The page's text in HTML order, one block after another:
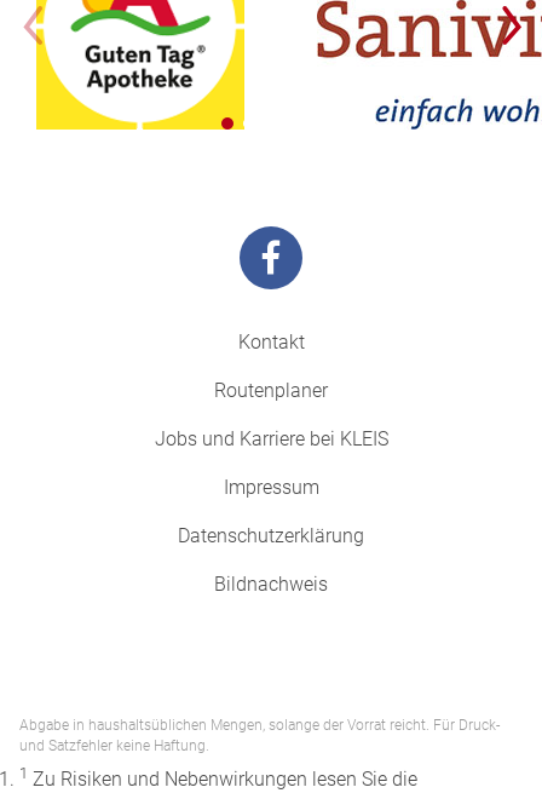
Kontakt
Routenplaner
Jobs und Karriere bei KLEIS
Impressum
Datenschutzerklärung
Bildnachweis
Abgabe in haushaltsüblichen Mengen, solange der Vorrat reicht. Für Druck-
und Satzfehler keine Haftung.
1 Zu Risiken und Nebenwirkungen lesen Sie die